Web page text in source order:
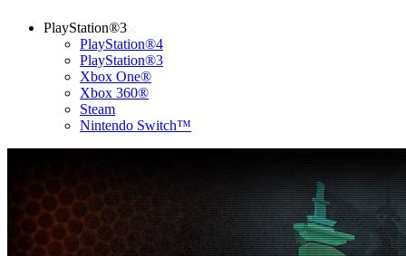
PlayStation®3
PlayStation®4
PlayStation®3
Xbox One®
Xbox 360®
Steam
Nintendo Switch™